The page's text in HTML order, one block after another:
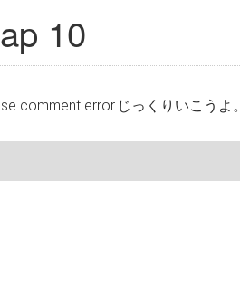
10
comment error.じっくりいこうよ。